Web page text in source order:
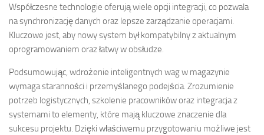
Współczesne technologie oferują wiele opcji integracji, co pozwala
na synchronizację danych oraz lepsze zarządzanie operacjami.
Kluczowe jest, aby nowy system był kompatybilny z aktualnym
oprogramowaniem oraz łatwy w obsłudze.
Podsumowując, wdrożenie inteligentnych wag w magazynie
wymaga staranności i przemyślanego podejścia. Zrozumienie
potrzeb logistycznych, szkolenie pracowników oraz integracja z
systemami to elementy, które mają kluczowe znaczenie dla
sukcesu projektu. Dzięki właściwemu przygotowaniu możliwe jest